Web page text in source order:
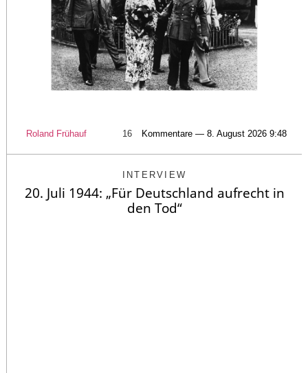
Roland Frühauf 16 Kommentare — 8. August 2026 9:48
INTERVIEW
20. Juli 1944: „Für Deutschland aufrecht in
den Tod“